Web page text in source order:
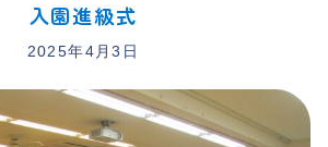
入園進級式
2025年4月3日